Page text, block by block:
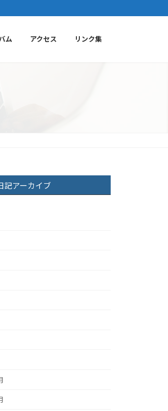
ム アクセス リンク集
記アーカイブ